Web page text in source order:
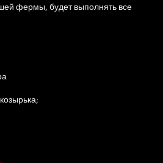
фермы, будет выполнять все